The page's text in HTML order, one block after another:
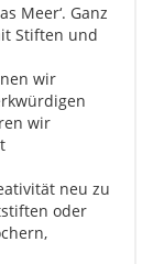
Meer‘. Ganz
Stiften und
wir
wir
neu zu
oder